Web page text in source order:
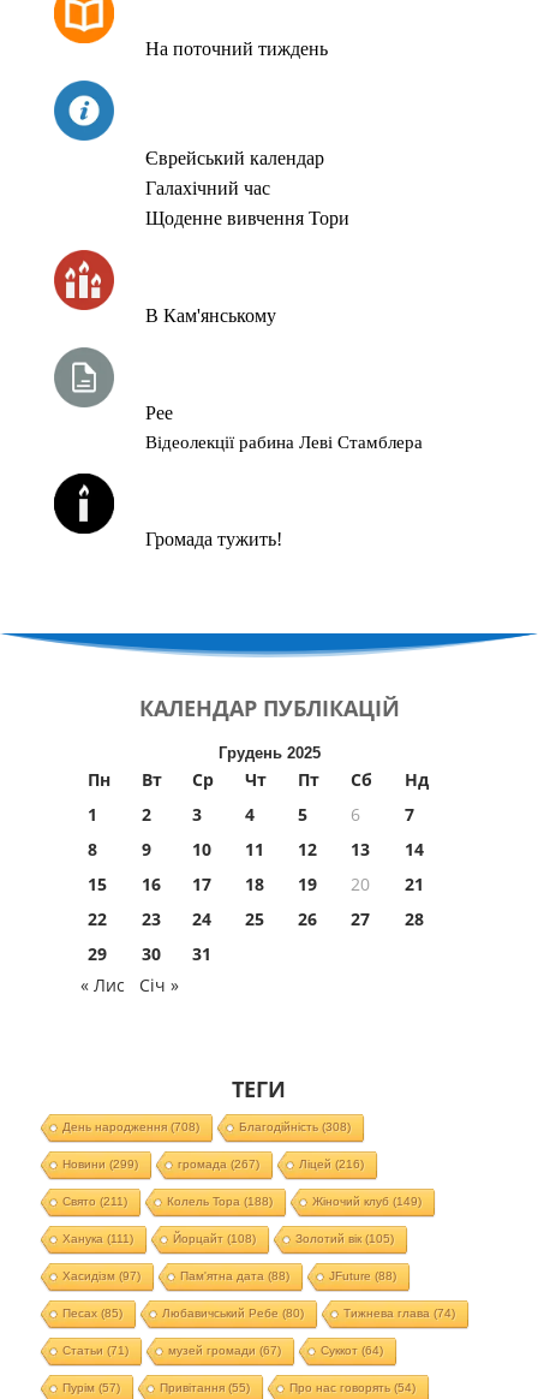
На поточний тиждень
Єврейський календар
Галахічний час
Щоденне вивчення Тори
В Кам'янському
Рее
Відеолекції рабина Леві Стамблера
Громада тужить!
КАЛЕНДАР ПУБЛІКАЦІЙ
Грудень 2025
Пн Вт Ср Чт Пт Сб
Нд
1
2 3 4 5 6
7
8
9 10 11 12 13
14
15
16 17 18 19 20
21
22
23 24 25 26 27
28
29
30
31
« Лис
Січ »
ТЕГИ
День народження(708) Благодійність (308)
Новини (299) громада (267) Ліцей (216)
Свято (211) Колель Тора (188) Жіночий клуб (149)
Ханука (111) Йорцайт (108) Золотий вік(105)
Хасидізм (97) Пам'ятна дата (88) JFuture (88)
Песах(85) Любавичський Ребе (80) Тижнева глава (74)
Статьи (71) музей громади (67) Суккот (64)
Пурім (57) Привітання(55) Про нас говорять (54)